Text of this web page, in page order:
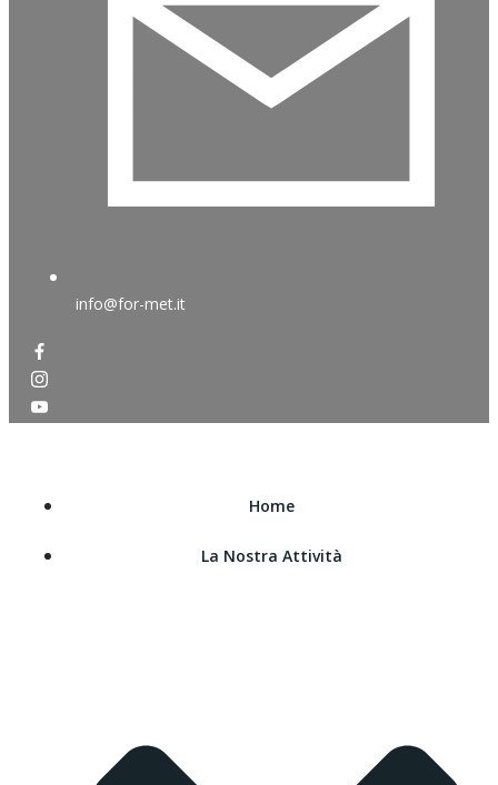
info@for-met.it
Home
La Nostra Attività